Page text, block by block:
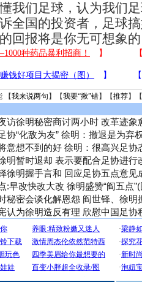
我们足球，认为我们
全国的投资者，足球
回报将是你无可想象
【我来说两句 】【我要“揪”错】【推荐】
访徐明秘密商讨两小时 改革迹象
协“化敌为友” 徐明：撤退是为弃
意想不到的好 徐明：很高兴足协
明暂时退却 表示要配合足协进行
徐明握手言和 回应足协五点意见
:早改快改大改 徐明盛赞“阎五点
秘密会谈化解恩怨 阎世铎、徐明
认为徐明造反有理 欣慰中国足协